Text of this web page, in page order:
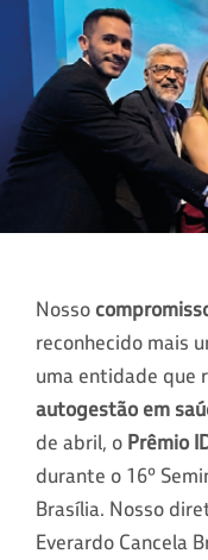
Nosso
reconhecido mais
uma entidade que
autogestão em
de abril, o Prêmio
durante o 16º
Brasília. Nosso
Everardo Cancela